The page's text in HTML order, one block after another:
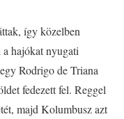
így közelben
hajókat nyugati
Rodrigo de Triana
fedezett fel. Reggel
majd Kolumbusz azt